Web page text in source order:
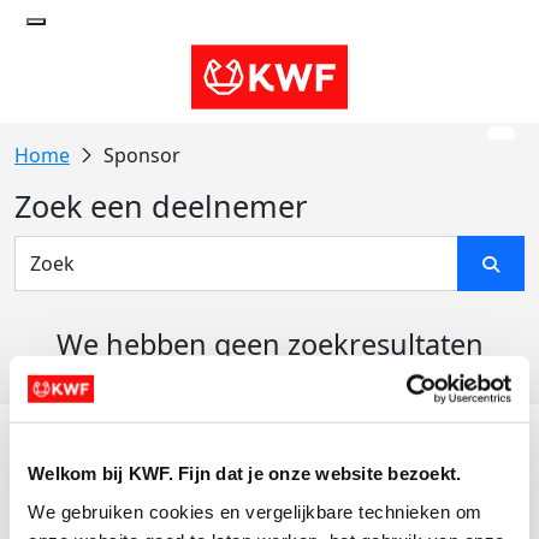
Welkom bij KWF. Fijn dat je onze website bezoekt.
We gebruiken cookies en vergelijkbare technieken om
Sponsor
Zoek een deelnemer
We hebben geen zoekresultaten
Actiematerialen
Evenementen